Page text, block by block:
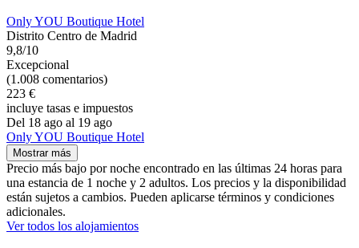
Only YOU Boutique Hotel
Distrito Centro de Madrid
9,8/10
Excepcional
(1.008 comentarios)
223 €
incluye tasas e impuestos
Del 18 ago al 19 ago
Only YOU Boutique Hotel
Mostrar más
Precio más bajo por noche encontrado en las últimas 24 horas para
una estancia de 1 noche y 2 adultos. Los precios y la disponibilidad
están sujetos a cambios. Pueden aplicarse términos y condiciones
adicionales.
Ver todos los alojamientos